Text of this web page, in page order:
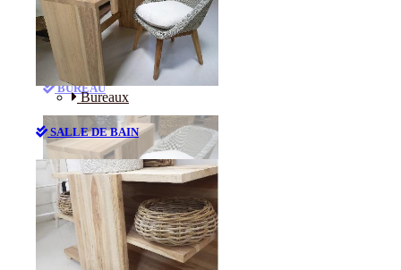
Bureaux
SALLE DE BAIN
Meubles télé
Banquettes
Tables basses
Fauteuils
BUREAU
Bureaux